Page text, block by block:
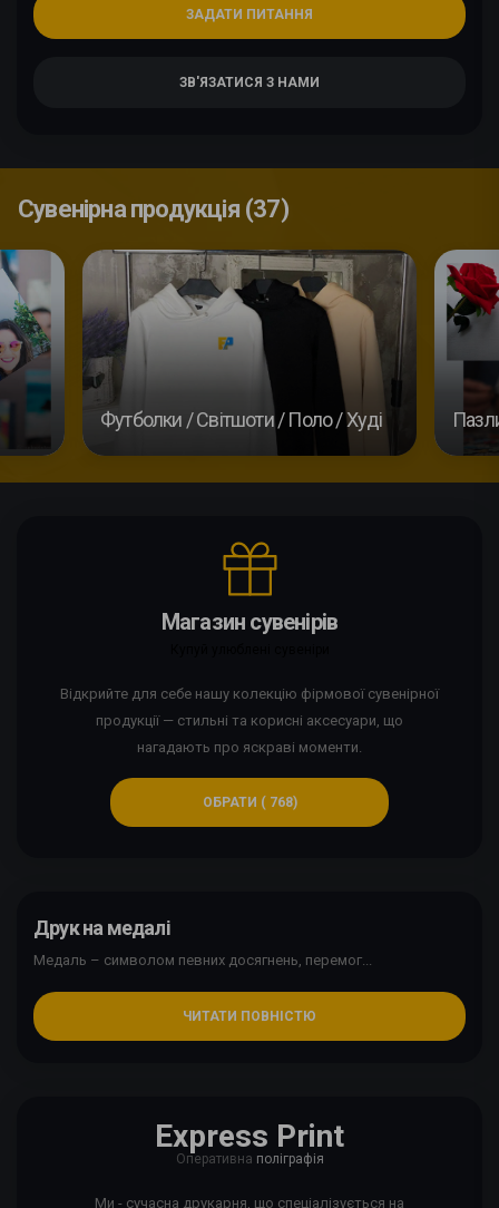
ЗАДАТИ ПИТАННЯ
ЗВ'ЯЗАТИСЯ З НАМИ
Сувенірна продукція (37)
Футболки / Світшоти / Поло / Худі
Магазин сувенірів
Відкрийте для себе нашу колекцію фірмової сувенірної
продукції — стильні та корисні аксесуари, що
нагадають про яскраві моменти.
ОБРАТИ ( 768)
Друк на медалі
Медаль – символом певних досягнень, перемог...
ЧИТАТИ ПОВНІСТЮ
Express Print
Оперативна поліграфія
Ми - сучасна друкарня, що спеціалізується на